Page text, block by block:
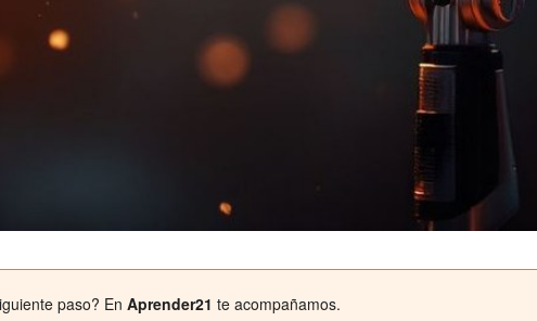
paso? En Aprender21 te acompañamos.